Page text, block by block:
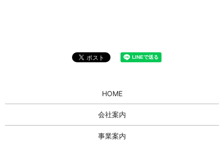
HOME
会社案内
事業案内